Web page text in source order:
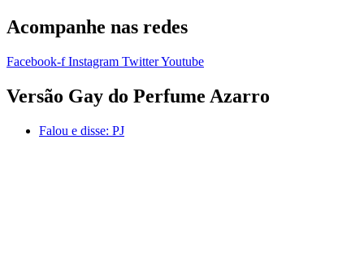
Acompanhe nas redes
Facebook-f Instagram TwitterYoutube
Versão Gay do Perfume Azarro
Falou e disse: PJ